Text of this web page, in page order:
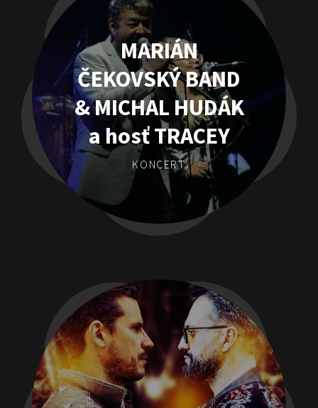
MARIÁN
ČEKOVSKÝ BAND
& MICHAL HUDÁK
a hosť TRACEY
KONCERT